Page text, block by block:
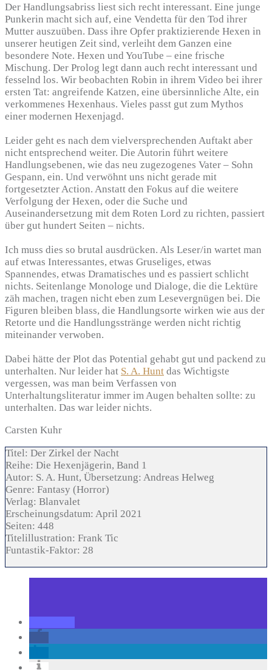
Der Handlungsabriss liest sich recht interessant. Eine junge
Punkerin macht sich auf, eine Vendetta für den Tod ihrer
Mutter auszuüben. Dass ihre Opfer praktizierende Hexen in
unserer heutigen Zeit sind, verleiht dem Ganzen eine
besondere Note. Hexen und YouTube – eine frische
Mischung. Der Prolog legt dann auch recht interessant und
fesselnd los. Wir beobachten Robin in ihrem Video bei ihrer
ersten Tat: angreifende Katzen, eine übersinnliche Alte, ein
verkommenes Hexenhaus. Vieles passt gut zum Mythos
einer modernen Hexenjagd.
Leider geht es nach dem vielversprechenden Auftakt aber
nicht entsprechend weiter. Die Autorin führt weitere
Handlungsebenen, wie das neu zugezogenes Vater – Sohn
Gespann, ein. Und verwöhnt uns nicht gerade mit
fortgesetzter Action. Anstatt den Fokus auf die weitere
Verfolgung der Hexen, oder die Suche und
Auseinandersetzung mit dem Roten Lord zu richten, passiert
über gut hundert Seiten – nichts.
Ich muss dies so brutal ausdrücken. Als Leser/in wartet man
auf etwas Interessantes, etwas Gruseliges, etwas
Spannendes, etwas Dramatisches und es passiert schlicht
nichts. Seitenlange Monologe und Dialoge, die die Lektüre
zäh machen, tragen nicht eben zum Lesevergnügen bei. Die
Figuren bleiben blass, die Handlungsorte wirken wie aus der
Retorte und die Handlungsstränge werden nicht richtig
miteinander verwoben.
Dabei hätte der Plot das Potential gehabt gut und packend zu
unterhalten. Nur leider hat S. A. Hunt das Wichtigste
vergessen, was man beim Verfassen von
Unterhaltungsliteratur immer im Augen behalten sollte: zu
unterhalten. Das war leider nichts.
Carsten Kuhr
Titel: Der Zirkel der Nacht
Reihe: Die Hexenjägerin, Band 1
Autor: S. A. Hunt, Übersetzung: Andreas Helweg
Genre: Fantasy (Horror)
Verlag: Blanvalet
Erscheinungsdatum: April 2021
Seiten: 448
Titelillustration: Frank Tic
Funtastik-Faktor: 28